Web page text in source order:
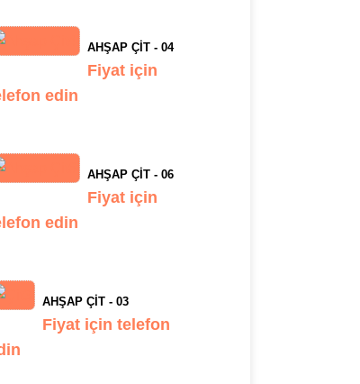
AHŞAP ÇIT - 04
Fiyat için
edin
AHŞAP ÇIT - 06
Fiyat için
edin
AHŞAP ÇIT - 03
Fiyat için telefon